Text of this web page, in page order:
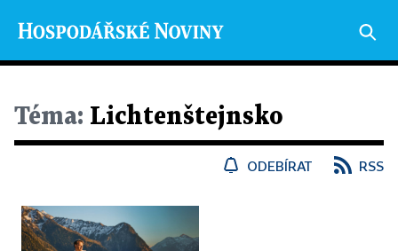
Téma: Lichtenštejnsko
ODEBÍRAT RSS